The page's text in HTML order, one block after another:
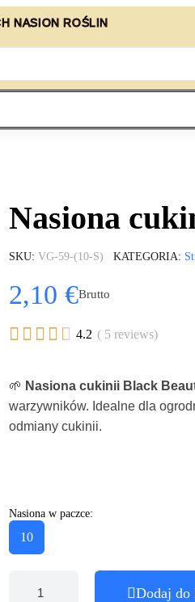
NASION ROŚLIN
Nasiona
SKU VG-59-(10-S) KATEGORIA
2,10 €Brutto
     4.2 ( 5 reviews)
🌱 Nasiona cukinii Black
warzywników. Idealne dla
odmiany cukinii.
Nasiona w paczce:
10
Dodaj do